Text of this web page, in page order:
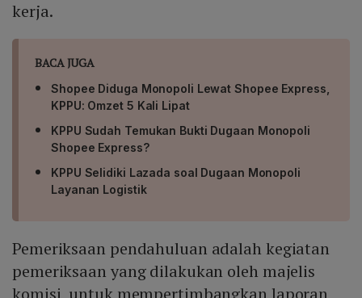
kerja.
BACA JUGA
Shopee Diduga Monopoli Lewat Shopee Express,
KPPU: Omzet 5 Kali Lipat
KPPU Sudah Temukan Bukti Dugaan Monopoli
Shopee Express?
KPPU Selidiki Lazada soal Dugaan Monopoli
Layanan Logistik
Pemeriksaan pendahuluan adalah kegiatan
pemeriksaan yang dilakukan oleh majelis